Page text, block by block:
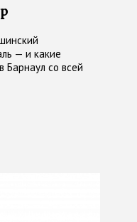
— и какие
Барнаул со всей